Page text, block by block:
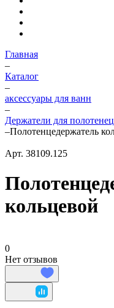
Главная
–
Каталог
–
аксессуары для ванн
–
Держатели для полотенец
–Полотенцедержатель
Арт. 38109.125
кольцевой
0
Нет отзывов